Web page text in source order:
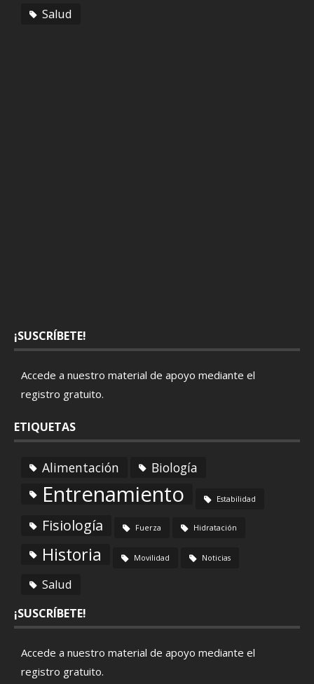
Salud
¡SUSCRÍBETE!
Accede a nuestro material de apoyo mediante el
registro gratuito.
ETIQUETAS
Alimentación Biología
Entrenamiento Estabilidad
Fisiología Fuerza Hidratación
Historia Movilidad Noticias
Salud
¡SUSCRÍBETE!
Accede a nuestro material de apoyo mediante el
registro gratuito.